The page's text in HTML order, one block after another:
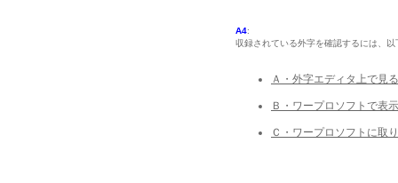
A4:
収録されている外字を確認するには、
Ａ・外字エディタ上で見
Ｂ・ワープロソフトで表
Ｃ・ワープロソフトに取